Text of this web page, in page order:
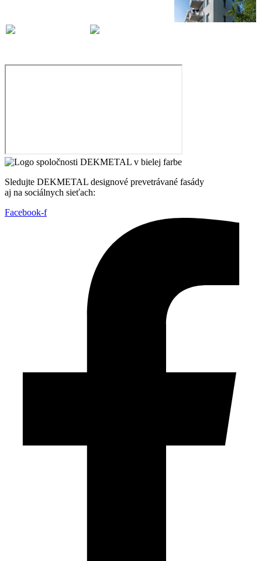
Sledujte DEKMETAL designové prevetrávané fasády
aj na sociálnych sieťach:
Facebook-f